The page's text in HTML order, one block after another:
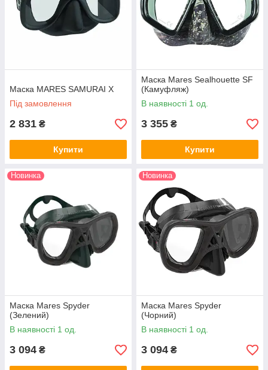
Купити маску для підводного полювання в Україні можна в
нашому інтернет магазині, а придбати маску для підводного
полювання або маску для фрідайвінгу, можна в нашому
магазині "DIVING+" р. в Одесі. У магазині, досвідчені
підводного полювання по вашому обличчю.
Маска MARES SAMURAI X
Під замовлення
2 831 ₴
Купити
Маска Mares Sealhouette SF
(Камуфляж)
В наявності 1 од.
3 355 ₴
Купити
Новинка
Маска Mares Spyder
(Зелений)
В наявності 1 од.
3 094 ₴
Новинка
Маска Mares Spyder
(Чорний)
В наявності 1 од.
3 094 ₴